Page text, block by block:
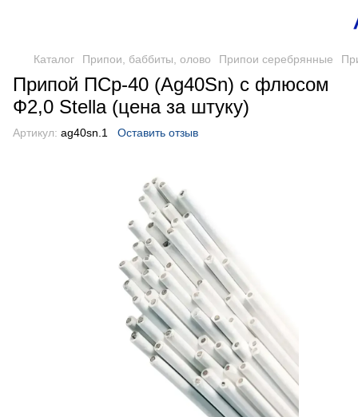
Каталог Припои, баббиты, олово Припои серебрянные
Припой ПСр-40 (Ag40Sn) с флюсом
Ф2,0 Stella (цена за штуку)
Артикул: ag40sn.1 Оставить отзыв